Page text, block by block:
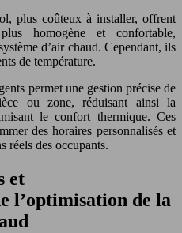
plus coûteux à installer, offrent
homogène et confortable,
d’air chaud. Cependant, ils
de température.
permet une gestion précise de
ou zone, réduisant ainsi la
le confort thermique. Ces
des horaires personnalisés et
réels des occupants.
et
l’optimisation de la